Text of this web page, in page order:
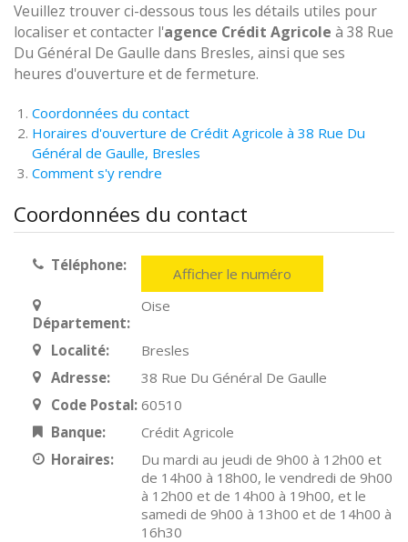
Veuillez trouver ci-dessous tous les détails utiles pour
localiser et contacter l'agence Crédit Agricole à 38 Rue
Du Général De Gaulle dans Bresles, ainsi que ses
heures d'ouverture et de fermeture.
Coordonnées du contact
Horaires d'ouverture de Crédit Agricole à 38 Rue Du
Général de Gaulle, Bresles
Comment s'y rendre
Coordonnées du contact
Téléphone: Afficher le numéro
Département:
Oise
Localité:
Bresles
Adresse:
38 Rue Du Général De Gaulle
Code Postal: 60510
Banque:
Crédit Agricole
Horaires:
Du mardi au jeudi de 9h00 à 12h00 et
de 14h00 à 18h00, le vendredi de 9h00
à 12h00 et de 14h00 à 19h00, et le
samedi de 9h00 à 13h00 et de 14h00 à
16h30